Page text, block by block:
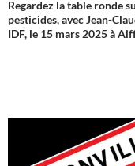
Regardez la table ronde
pesticides, avec Jean-
IDF, le 15 mars 2025 à